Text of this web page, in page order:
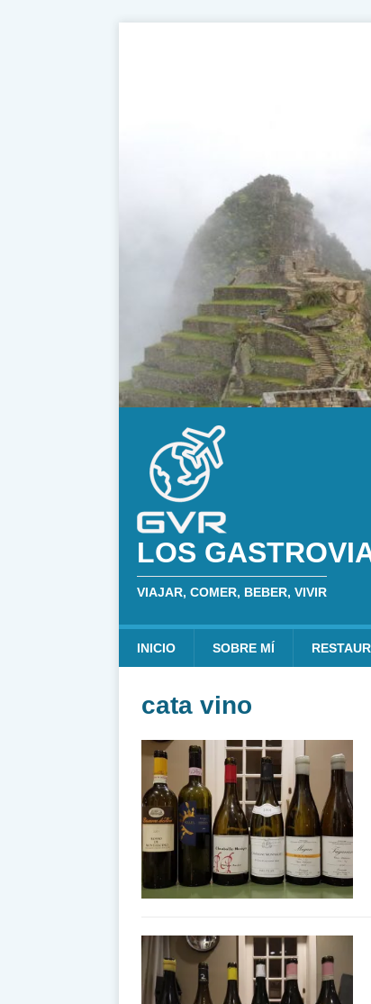
LOS
VIAJAR, COMER, BEBER, VIVIR
INICIO SOBRE MÍ
cata vino